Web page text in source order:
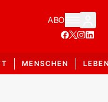
ABO
MENSCHEN